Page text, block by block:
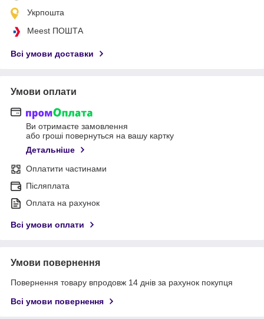
Укрпошта
Meest ПОШТА
Всі умови доставки
Умови оплати
Ви отримаєте замовлення
або гроші повернуться на вашу картку
Детальніше
Оплатити частинами
Післяплата
Оплата на рахунок
Всі умови оплати
Умови повернення
Повернення товару впродовж 14 днів за рахунок покупця
Всі умови повернення